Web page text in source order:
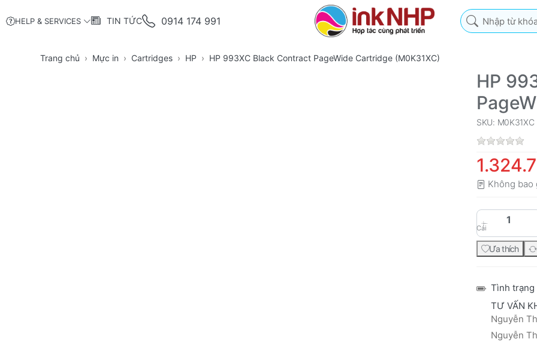
HELP & SERVICES TIN TỨC 0914 174 991
Nhập từ khóa tìm
Trang chủ Mực in Cartridges HP HP 993XC Black Contract PageWide Cartridge (M0K31XC)
HP
SKU: M0K31XC
Không bao
Cái
Ưa thích
Tình trạng
TƯ VẤN
Nguyễn
Nguyễn